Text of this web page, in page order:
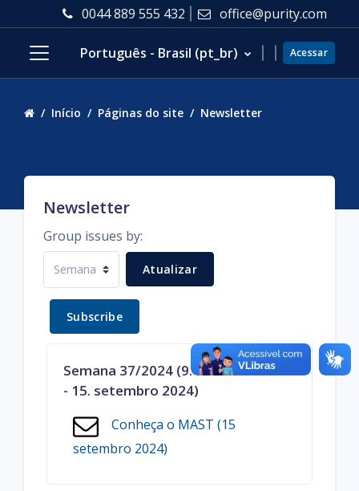
Ir para o conteúdo principal
0044 889 555 432 office@purity.com
Português - Brasil ‎(pt_br)‎ Acessar
Início Páginas do site Newsletter
Newsletter
Group issues by:
Subscribe
Semana 37/2024 (9. setembro 2024
- 15. setembro 2024)
Conheça o MAST (15
setembro 2024)